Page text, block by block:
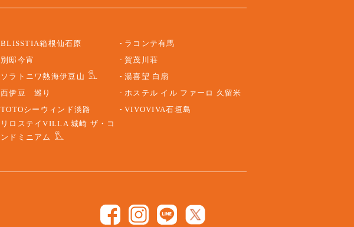
BLISSTIA箱根仙石原
別邸今宵
ソラトニワ熱海伊豆山
西伊豆 巡り
TOTOシーウィンド淡路
リロステイVILLA 城崎 ザ・コ
ンドミニアム
ラコンテ有馬
賀茂川荘
湯喜望 白扇
ホステル イル ファーロ 久留米
VIVOVIVA石垣島